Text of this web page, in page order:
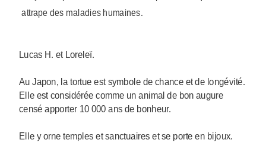
attrape des maladies humaines.
Lucas H. et Loreleï.
Au Japon, la tortue est symbole de chance et de longévité.
Elle est considérée comme un animal de bon augure
censé apporter 10 000 ans de bonheur.
Elle y orne temples et sanctuaires et se porte en bijoux.